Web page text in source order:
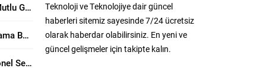
Ataşehir Escort Kızları ile Mutlu Geceler Geçirin. Üzerine Kapsamlı Bakış
Anadolu Yakasının Aranan ama Bulunamayan Çıtırları Hangi Sitelerde? Seçerken Dikkat Edilecekler
Maltepe Escort ve Profesyonel Seksi İşçiliği: Seksin Gücünün Yanında Kaliteli Keyif Rehberi
Teknoloji ve Teknolojiye dair güncel
haberleri sitemiz sayesinde 7/24 ücretsiz
olarak haberdar olabilirsiniz. En yeni ve
güncel gelişmeler için takipte kalın.